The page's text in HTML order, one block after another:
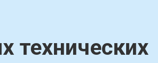
технических